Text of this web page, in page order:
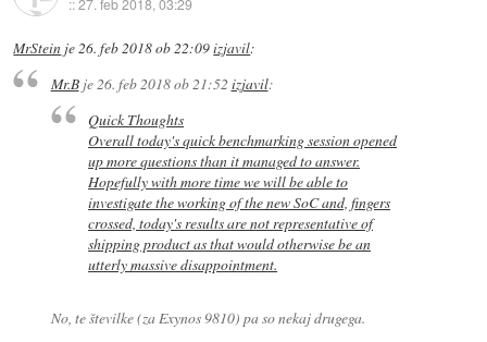
MrStein je 26. feb 2018 ob 22:09izjavil:
Mr.Bje26. feb 2018 ob 21:52 izjavil:
Quick Thoughts
Overall today's quick benchmarking session opened
up more questions than it managed to answer.
Hopefully with more time we will be able to
investigate the working of the new SoC and, fingers
crossed, today's results are not representative of
shipping product as that would otherwise be an
utterly massive disappointment.
No, te številke (za Exynos 9810) pa so nekaj drugega.